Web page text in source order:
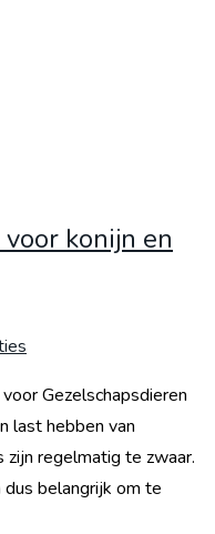
aandoeningen
konijn en
Gezelschapsdieren
last hebben van
zijn regelmatig te zwaar.
belangrijk om te